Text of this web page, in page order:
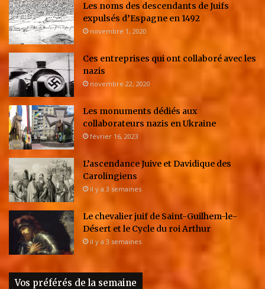
Les noms des descendants de Juifs
expulsés d’Espagne en 1492
novembre 1, 2020
Ces entreprises qui ont collaboré avec les
nazis
novembre 22, 2020
Les monuments dédiés aux
collaborateurs nazis en Ukraine
février 16, 2023
L’ascendance Juive et Davidique des
Carolingiens
il y a 3 semaines
Le chevalier juif de Saint-Guilhem-le-
Désert et le Cycle du roi Arthur
il y a 3 semaines
Vos préférés de la semaine